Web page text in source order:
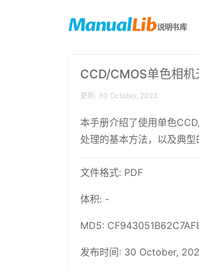
CCD/CMOS单色相
更新: 30 October, 2023
本手册介绍了使用单色
处理的基本方法，以及典
文件格式: PDF
体积: -
MD5:
发布时间: 30 October,